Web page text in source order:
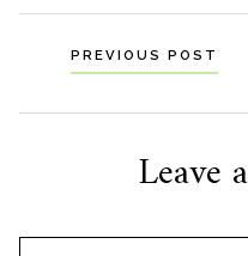
Navigation
til
PREVIOUS POST
Leave